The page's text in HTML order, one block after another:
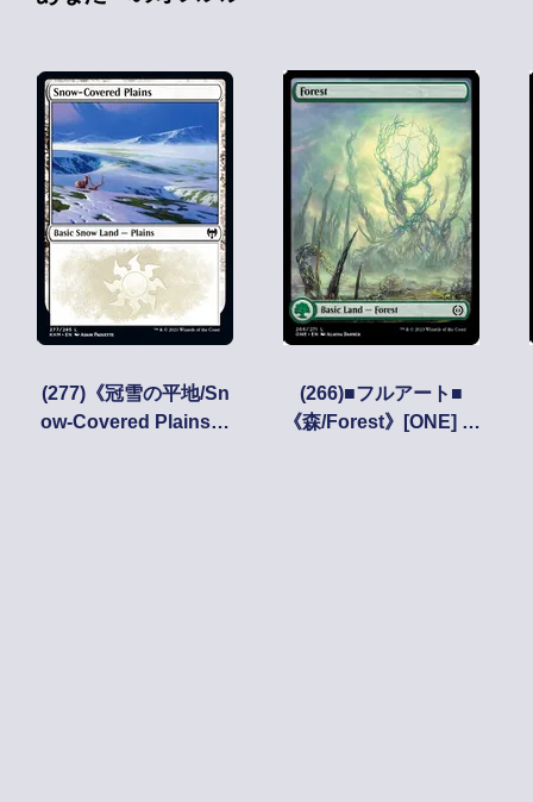
(277)《冠雪の平地/Sn
ow-Covered Plains》
(266)■フルアート■
《森/Forest》[ONE] 土